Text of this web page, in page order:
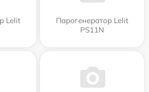
Lelit
Парогенератор Lelit
PS11N